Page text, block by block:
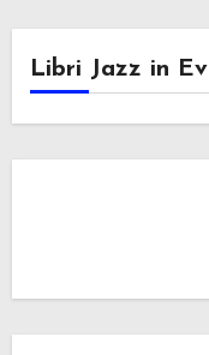
Libri Jazz in